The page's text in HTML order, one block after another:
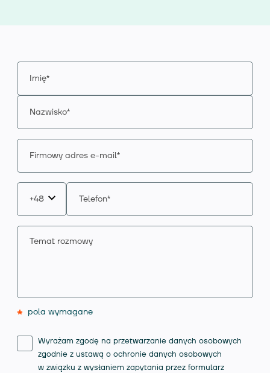
* pola wymagane
Wyrażam zgodę na przetwarzanie danych osobowych
zgodnie z ustawą o ochronie danych osobowych
w związku z wysłaniem zapytania przez formularz